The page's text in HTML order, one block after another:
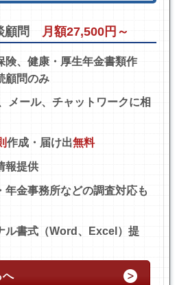
顧問 月額27,500円～
険、健康・厚生年金書類作
顧問のみ
メール、チャットワークに相
作成・届け出無料
報提供
年金事務所などの調査対応も
ル書式（Word、Excel）提
へ